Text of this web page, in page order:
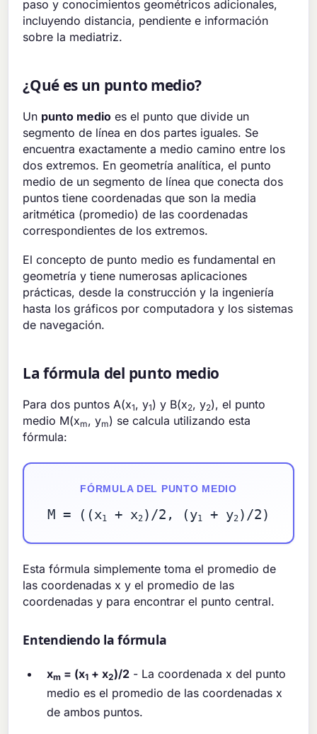
paso y conocimientos geométricos adicionales,
incluyendo distancia, pendiente e información
sobre la mediatriz.
¿Qué es un punto medio?
Un punto medio es el punto que divide un
segmento de línea en dos partes iguales. Se
encuentra exactamente a medio camino entre los
dos extremos. En geometría analítica, el punto
medio de un segmento de línea que conecta dos
puntos tiene coordenadas que son la media
aritmética (promedio) de las coordenadas
correspondientes de los extremos.
El concepto de punto medio es fundamental en
geometría y tiene numerosas aplicaciones
prácticas, desde la construcción y la ingeniería
hasta los gráficos por computadora y los sistemas
de navegación.
La fórmula del punto medio
Para dos puntos A(x1, y1) y B(x2, y2), el punto
medio M(xm, ym) se calcula utilizando esta
fórmula:
FÓRMULA DEL PUNTO MEDIO
M = ((x1 + x2 )/2, (y1 + y2 )/2)
Esta fórmula simplemente toma el promedio de
las coordenadas x y el promedio de las
coordenadas y para encontrar el punto central.
Entendiendo la fórmula
xm = (x1 + x2)/2 - La coordenada x del punto
medio es el promedio de las coordenadas x
de ambos puntos.